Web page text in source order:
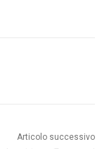
Articolo successivo